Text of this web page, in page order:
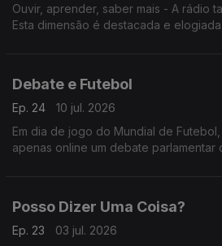
Ouvir, aprender, saber mais - A rádio
Esta dimensão é destacada e
Debate e Futebol
Ep. 24
10 jul. 2026
Em dia de jogo do Mundial de Futebol,
apenas online um debate parlamentar
Posso Dizer Uma Coisa?
Ep. 23
03 jul. 2026